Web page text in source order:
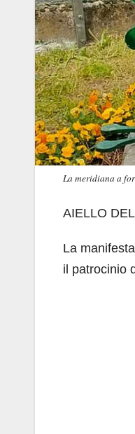
La meridiana a
AIELLO
La
il patrocinio